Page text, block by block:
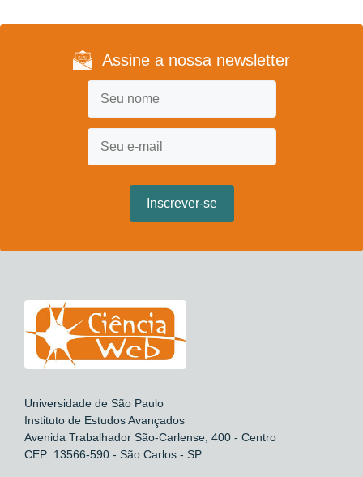
Assine a nossa newsletter
Universidade de São Paulo
Instituto de Estudos Avançados
Avenida Trabalhador São-Carlense, 400 - Centro
CEP: 13566-590 - São Carlos - SP